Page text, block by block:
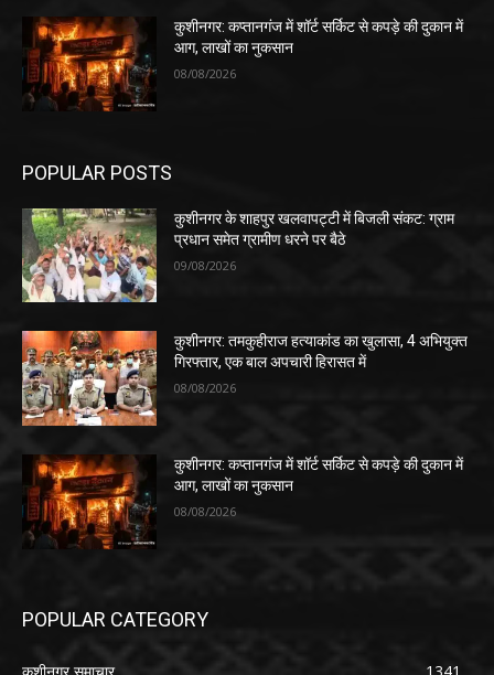
कुशीनगर: कप्तानगंज में शॉर्ट सर्किट से कपड़े की दुकान में
आग, लाखों का नुकसान
08/08/2026
POPULAR POSTS
कुशीनगर के शाहपुर खलवापट्टी में बिजली संकट: ग्राम
प्रधान समेत ग्रामीण धरने पर बैठे
09/08/2026
कुशीनगर: तमकुहीराज हत्याकांड का खुलासा, 4 अभियुक्त
गिरफ्तार, एक बाल अपचारी हिरासत में
08/08/2026
कुशीनगर: कप्तानगंज में शॉर्ट सर्किट से कपड़े की दुकान में
आग, लाखों का नुकसान
08/08/2026
POPULAR CATEGORY